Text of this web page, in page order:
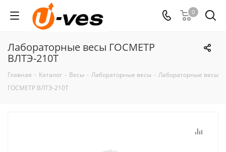
0
Лабораторные весы ГОСМЕТР
ВЛТЭ-210Т
Главная - Каталог - Весы - Лабораторные весы - Лабораторные весы
ГОСМЕТР ВЛТЭ-210Т